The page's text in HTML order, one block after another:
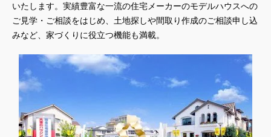
いたします。実績豊富な一流の住宅メーカーのモデルハウスへの
ご見学・ご相談をはじめ、土地探しや間取り作成のご相談申し込
みなど、家づくりに役立つ機能も満載。